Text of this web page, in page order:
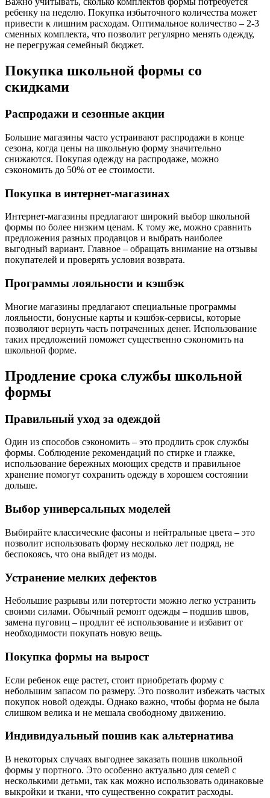
ребенку на неделю. Покупка избыточного количества может
привести к лишним расходам. Оптимальное количество – 2-3
сменных комплекта, что позволит регулярно менять одежду,
не перегружая семейный бюджет.
Покупка школьной формы со
скидками
Распродажи и сезонные акции
Большие магазины часто устраивают распродажи в конце
сезона, когда цены на школьную форму значительно
снижаются. Покупая одежду на распродаже, можно
сэкономить до 50% от ее стоимости.
Покупка в интернет-магазинах
Интернет-магазины предлагают широкий выбор школьной
формы по более низким ценам. К тому же, можно сравнить
предложения разных продавцов и выбрать наиболее
выгодный вариант. Главное – обращать внимание на отзывы
покупателей и проверять условия возврата.
Программы лояльности и кэшбэк
Многие магазины предлагают специальные программы
лояльности, бонусные карты и кэшбэк-сервисы, которые
позволяют вернуть часть потраченных денег. Использование
таких предложений поможет существенно сэкономить на
школьной форме.
Продление срока службы школьной
формы
Правильный уход за одеждой
Один из способов сэкономить – это продлить срок службы
формы. Соблюдение рекомендаций по стирке и глажке,
использование бережных моющих средств и правильное
хранение помогут сохранить одежду в хорошем состоянии
дольше.
Выбор универсальных моделей
Выбирайте классические фасоны и нейтральные цвета – это
позволит использовать форму несколько лет подряд, не
беспокоясь, что она выйдет из моды.
Устранение мелких дефектов
Небольшие разрывы или потертости можно легко устранить
своими силами. Обычный ремонт одежды – подшив швов,
замена пуговиц – продлит её использование и избавит от
необходимости покупать новую вещь.
Покупка формы на вырост
Если ребенок еще растет, стоит приобретать форму с
небольшим запасом по размеру. Это позволит избежать частых
покупок новой одежды. Однако важно, чтобы форма не была
слишком велика и не мешала свободному движению.
Индивидуальный пошив как альтернатива
В некоторых случаях выгоднее заказать пошив школьной
формы у портного. Это особенно актуально для семей с
несколькими детьми, так как можно использовать одинаковые
выкройки и ткани, что существенно сократит расходы.